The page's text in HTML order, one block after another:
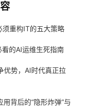
重构IT的五大策略
的AI运维生死指南
优势，AI时代真正拉
背后的“隐形炸弹”与